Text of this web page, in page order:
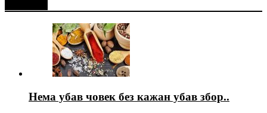
Нема убав човек без кажан убав збор..